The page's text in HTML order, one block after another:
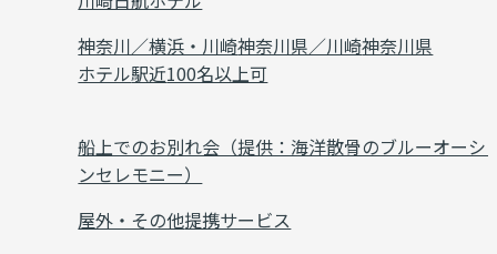
神奈川／横浜・川崎神奈川県／川崎神奈川県
ホテル駅近100名以上可
船上でのお別れ会（提供：海洋散骨のブルーオーシ
ンセレモニー）
屋外・その他提携サービス